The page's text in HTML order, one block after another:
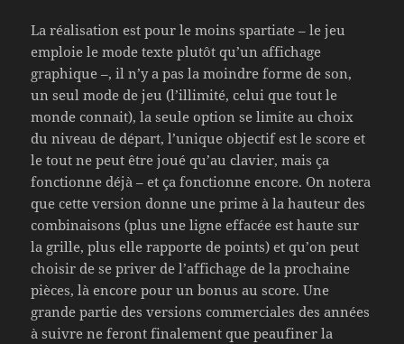
La réalisation est pour le moins spartiate – le jeu
emploie le mode texte plutôt qu’un affichage
graphique –, il n’y a pas la moindre forme de son,
un seul mode de jeu (l’illimité, celui que tout le
monde connait), la seule option se limite au choix
du niveau de départ, l’unique objectif est le score et
le tout ne peut être joué qu’au clavier, mais ça
fonctionne déjà – et ça fonctionne encore. On notera
que cette version donne une prime à la hauteur des
combinaisons (plus une ligne effacée est haute sur
la grille, plus elle rapporte de points) et qu’on peut
choisir de se priver de l’affichage de la prochaine
pièces, là encore pour un bonus au score. Une
grande partie des versions commerciales des années
à suivre ne feront finalement que peaufiner la